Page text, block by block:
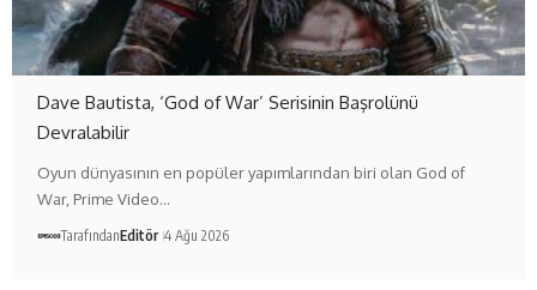
Dave Bautista, ‘God of War’ Serisinin Başrolünü
Devralabilir
Oyun dünyasının en popüler yapımlarından biri olan God of
War, Prime Video…
TarafındanEditör 4 Ağu 2026